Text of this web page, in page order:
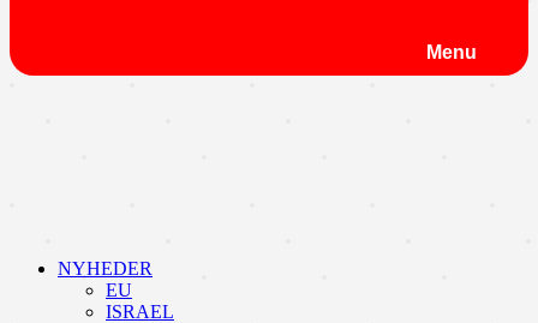
Menu
NYHEDER
EU
ISRAEL